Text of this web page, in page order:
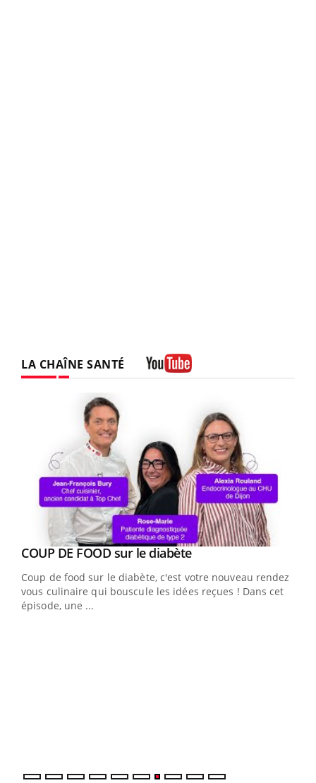
LA CHAÎNE SANTÉ
Youtube
COUP DE FOOD sur le diabèteYoutube
Coup de food sur le diabète, c'est votre nouveau rendez-
vous culinaire qui bouscule les idées reçues ! Dans cet
épisode, une ...